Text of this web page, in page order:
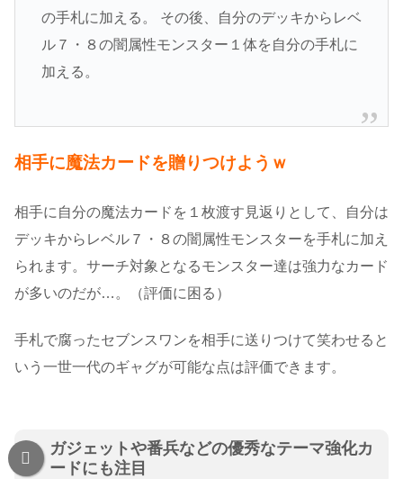
の手札に加える。 その後、自分のデッキからレベ
ル７・８の闇属性モンスター１体を自分の手札に
加える。
相手に魔法カードを贈りつけようｗ
相手に自分の魔法カードを１枚渡す見返りとして、自分は
デッキからレベル７・８の闇属性モンスターを手札に加え
られます。サーチ対象となるモンスター達は強力なカード
が多いのだが…。（評価に困る）
手札で腐ったセブンスワンを相手に送りつけて笑わせると
いう一世一代のギャグが可能な点は評価できます。
ガジェットや番兵などの優秀なテーマ強化カ
ードにも注目